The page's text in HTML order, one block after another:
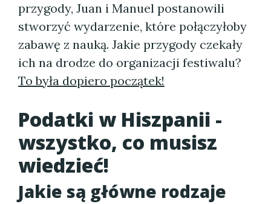
przygody, Juan i Manuel postanowili
stworzyć wydarzenie, które połączyłoby
zabawę z nauką. Jakie przygody czekały
ich na drodze do organizacji festiwalu?
To była dopiero początek!
Podatki w Hiszpanii -
wszystko, co musisz
wiedzieć!
Jakie są główne rodzaje